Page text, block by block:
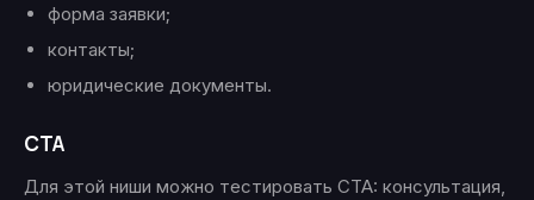
форма заявки;
контакты;
юридические документы.
CTA
Для этой ниши можно тестировать CTA: консультация,